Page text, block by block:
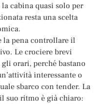
cabina quasi solo per
resta una scelta
la pena controllare il
Le crociere brevi
orari, perché bastano
interessante o
sbarco con tender. La
suo ritmo è già chiaro: